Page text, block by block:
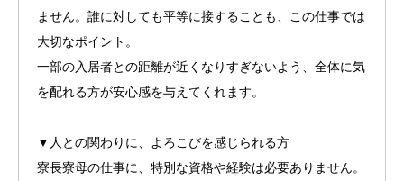
ません。誰に対しても平等に接することも、この仕事では
大切なポイント。
一部の入居者との距離が近くなりすぎないよう、全体に気
を配れる方が安心感を与えてくれます。
▼人との関わりに、よろこびを感じられる方
寮長寮母の仕事に、特別な資格や経験は必要ありません。